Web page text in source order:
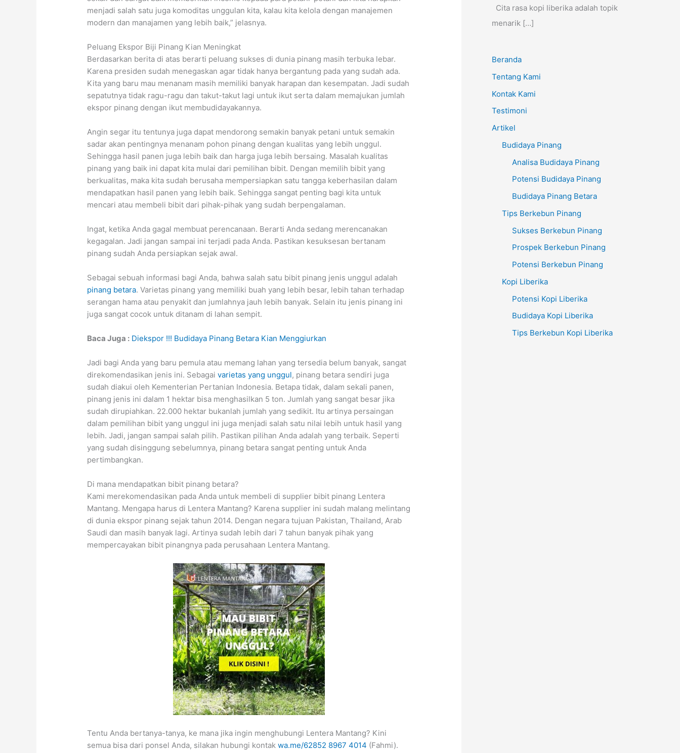
menjadi salah satu juga komoditas unggulan kita, kalau kita kelola dengan manajemen
modern dan manajamen yang lebih baik,” jelasnya.
Peluang Ekspor Biji Pinang Kian Meningkat
Berdasarkan berita di atas berarti peluang sukses di dunia pinang masih terbuka lebar.
Karena presiden sudah menegaskan agar tidak hanya bergantung pada yang sudah ada.
Kita yang baru mau menanam masih memiliki banyak harapan dan kesempatan. Jadi sudah
sepatutnya tidak ragu-ragu dan takut-takut lagi untuk ikut serta dalam memajukan jumlah
ekspor pinang dengan ikut membudidayakannya.
Angin segar itu tentunya juga dapat mendorong semakin banyak petani untuk semakin
sadar akan pentingnya menanam pohon pinang dengan kualitas yang lebih unggul.
Sehingga hasil panen juga lebih baik dan harga juga lebih bersaing. Masalah kualitas
pinang yang baik ini dapat kita mulai dari pemilihan bibit. Dengan memilih bibit yang
berkualitas, maka kita sudah berusaha mempersiapkan satu tangga keberhasilan dalam
mendapatkan hasil panen yang lebih baik. Sehingga sangat penting bagi kita untuk
mencari atau membeli bibit dari pihak-pihak yang sudah berpengalaman.
Ingat, ketika Anda gagal membuat perencanaan. Berarti Anda sedang merencanakan
kegagalan. Jadi jangan sampai ini terjadi pada Anda. Pastikan kesuksesan bertanam
pinang sudah Anda persiapkan sejak awal.
Sebagai sebuah informasi bagi Anda, bahwa salah satu bibit pinang jenis unggul adalah
pinang betara. Varietas pinang yang memiliki buah yang lebih besar, lebih tahan terhadap
serangan hama atau penyakit dan jumlahnya jauh lebih banyak. Selain itu jenis pinang ini
juga sangat cocok untuk ditanam di lahan sempit.
Baca Juga : Diekspor !!! Budidaya Pinang Betara Kian Menggiurkan
Jadi bagi Anda yang baru pemula atau memang lahan yang tersedia belum banyak, sangat
direkomendasikan jenis ini. Sebagaivarietas yang unggul, pinang betara sendiri juga
sudah diakui oleh Kementerian Pertanian Indonesia. Betapa tidak, dalam sekali panen,
pinang jenis ini dalam 1 hektar bisa menghasilkan 5 ton. Jumlah yang sangat besar jika
sudah dirupiahkan. 22.000 hektar bukanlah jumlah yang sedikit. Itu artinya persaingan
dalam pemilihan bibit yang unggul ini juga menjadi salah satu nilai lebih untuk hasil yang
lebih. Jadi, jangan sampai salah pilih. Pastikan pilihan Anda adalah yang terbaik. Seperti
yang sudah disinggung sebelumnya, pinang betara sangat penting untuk Anda
pertimbangkan.
Di mana mendapatkan bibit pinang betara?
Kami merekomendasikan pada Anda untuk membeli di supplier bibit pinang Lentera
Mantang. Mengapa harus di Lentera Mantang? Karena supplier ini sudah malang melintang
di dunia ekspor pinang sejak tahun 2014. Dengan negara tujuan Pakistan, Thailand, Arab
Saudi dan masih banyak lagi. Artinya sudah lebih dari 7 tahun banyak pihak yang
mempercayakan bibit pinangnya pada perusahaan Lentera Mantang.
Tentu Anda bertanya-tanya, ke mana jika ingin menghubungi Lentera Mantang? Kini
semua bisa dari ponsel Anda, silakan hubungi kontakwa.me/62852 8967 4014 (Fahmi).
Cita rasa kopi liberika adalah topik
menarik […]
Beranda
Tentang Kami
Kontak Kami
Testimoni
Artikel
Budidaya Pinang
Analisa Budidaya Pinang
Potensi Budidaya Pinang
Budidaya Pinang Betara
Tips Berkebun Pinang
Sukses Berkebun Pinang
Prospek Berkebun Pinang
Potensi Berkebun Pinang
Kopi Liberika
Potensi Kopi Liberika
Budidaya Kopi Liberika
Tips Berkebun Kopi Liberika